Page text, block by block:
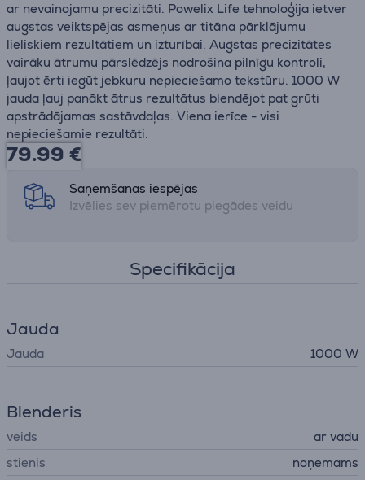
ar nevainojamu precizitāti. Powelix Life tehnoloģija ietver
augstas veiktspējas asmeņus ar titāna pārklājumu
lieliskiem rezultātiem un izturībai. Augstas precizitātes
vairāku ātrumu pārslēdzējs nodrošina pilnīgu kontroli,
ļaujot ērti iegūt jebkuru nepieciešamo tekstūru. 1000 W
jauda ļauj panākt ātrus rezultātus blendējot pat grūti
apstrādājamas sastāvdaļas. Viena ierīce - visi
nepieciešamie rezultāti.
79.99 €
Saņemšanas iespējas
Izvēlies sev piemērotu piegādes veidu
Specifikācija
Jauda
Jauda 1000 W
Blenderis
veids
ar vadu
stienis
noņemams